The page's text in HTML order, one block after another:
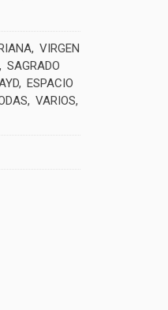
VIRGEN
SAGRADO
ESPACIO
VARIOS